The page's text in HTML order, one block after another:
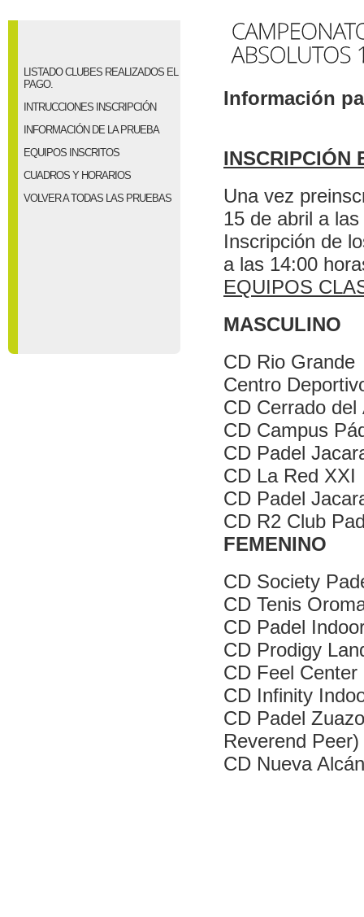
LISTADO CLUBES REALIZADOS EL
PAGO.
INTRUCCIONES INSCRIPCIÓN
INFORMACIÓN DE LA PRUEBA
EQUIPOS INSCRITOS
CUADROS Y HORARIOS
VOLVER A TODAS LAS PRUEBAS
Información
INSCRIPCIÓN
Una vez
15 de abril a
Inscripción de
a las 14:00
EQUIPOS
MASCULINO
CD Rio Grande
Centro
CD Cerrado del
CD Campus
CD Padel
CD La Red XXI
CD Padel
CD R2 Club
FEMENINO
CD Society
CD Tenis
CD Padel
CD Prodigy
CD Feel Center
CD Infinity
CD Padel
Reverend Peer)
CD Nueva